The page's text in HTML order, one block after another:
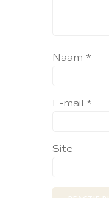
Naam *
E-mail *
Site